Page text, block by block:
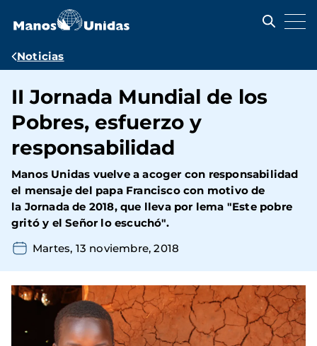
contenido
Ruta
navegación
Noticias
II Jornada Mundial de los
Pobres, esfuerzo y
responsabilidad
Manos Unidas vuelve a acoger con responsabilidad
el mensaje del papa Francisco con motivo de
la Jornada de 2018, que lleva por lema "Este pobre
gritó y el Señor lo escuchó".
Martes, 13 noviembre, 2018